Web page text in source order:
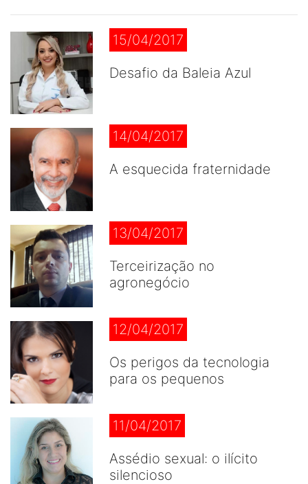
15/04/2017
Desafio da Baleia Azul
14/04/2017
A esquecida fraternidade
13/04/2017
Terceirização no
agronegócio
12/04/2017
Os perigos da tecnologia
para os pequenos
11/04/2017
Assédio sexual: o ilícito
silencioso